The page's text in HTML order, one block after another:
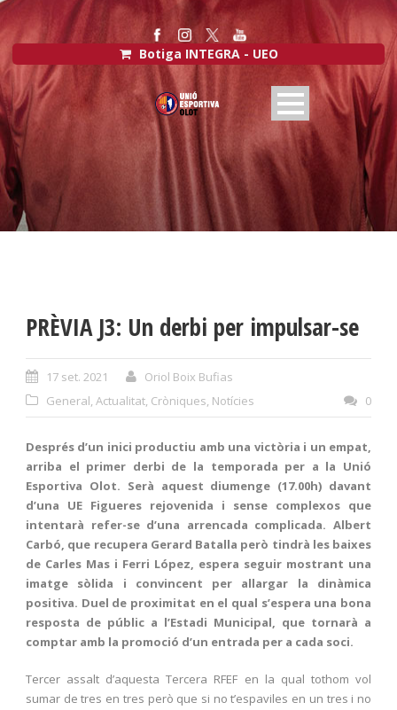
Botiga INTEGRA - UEO
PRÈVIA J3: Un derbi per impulsar-se
17 set. 2021
Oriol Boix Bufias
General, Actualitat, Cròniques, Notícies 0
Després d’un inici productiu amb una victòria i un empat,
arriba el primer derbi de la temporada per a la Unió
Esportiva Olot. Serà aquest diumenge (17.00h) davant
d’una UE Figueres rejovenida i sense complexos que
intentarà refer-se d’una arrencada complicada. Albert
Carbó, que recupera Gerard Batalla però tindrà les baixes
de Carles Mas i Ferri López, espera seguir mostrant una
imatge sòlida i convincent per allargar la dinàmica
positiva. Duel de proximitat en el qual s’espera una bona
resposta de públic a l’Estadi Municipal, que tornarà a
comptar amb la promoció d’un entrada per a cada soci.
Tercer assalt d’aquesta Tercera RFEF en la qual tothom vol
sumar de tres en tres però que si no t’espaviles en un tres i no